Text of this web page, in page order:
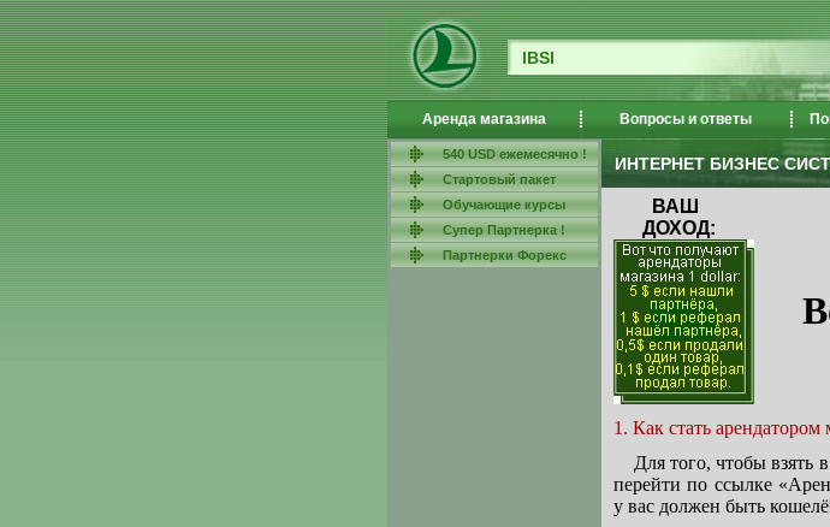
IBSI
Аренда магазина Вопросы и ответы
540 USD ежемесячно !
Cтартовый пакет
Обучающие курсы
Супер Партнерка !
Партнерки Форекс
ИНТЕРНЕТ БИЗНЕС
ВАШ
ДОХОД:
1. Как стать арендатором
Для того, чтобы взять
перейти по ссылке
у вас должен быть